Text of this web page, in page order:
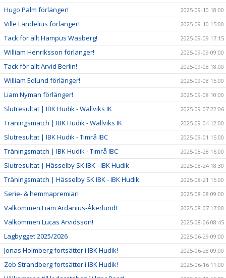
Hugo Palm förlänger! 2025-09-10 18:00
Ville Landelius förlänger! 2025-09-10 15:00
Tack för allt Hampus Wasberg! 2025-09-09 17:15
William Henriksson förlänger! 2025-09-09 09:00
Tack för allt Arvid Berlin! 2025-09-08 18:00
William Edlund förlänger! 2025-09-08 15:00
Liam Nyman förlänger! 2025-09-08 10:00
Slutresultat | IBK Hudik - Wallviks IK 2025-09-07 22:06
Träningsmatch | IBK Hudik - Wallviks IK 2025-09-04 12:00
Slutresultat | IBK Hudik - Timrå IBC 2025-09-01 15:00
Träningsmatch | IBK Hudik - Timrå IBC 2025-08-28 16:00
Slutresultat | Hässelby SK IBK - IBK Hudik 2025-08-24 18:30
Träningsmatch | Hässelby SK IBK - IBK Hudik 2025-08-21 15:00
Serie- & hemmapremiär! 2025-08-08 09:00
Välkommen Liam Ardanius-Åkerlund! 2025-08-07 17:00
Välkommen Lucas Arvidsson! 2025-08-06 08:45
Lagbygget 2025/2026 2025-06-29 09:00
Jonas Holmberg fortsätter i IBK Hudik! 2025-06-28 09:00
Zeb Strandberg fortsätter i IBK Hudik! 2025-06-16 11:00